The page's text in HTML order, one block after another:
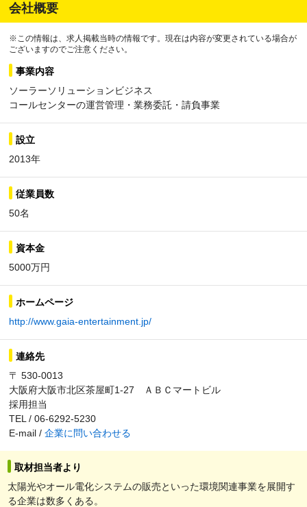
会社概要
※この情報は、求人掲載当時の情報です。現在は内容が変更されている場合が
ございますのでご注意ください。
事業内容
ソーラーソリューションビジネス
コールセンターの運営管理・業務委託・請負事業
設立
2013年
従業員数
50名
資本金
5000万円
ホームページ
http://www.gaia-entertainment.jp/
連絡先
〒 530-0013
大阪府大阪市北区茶屋町1-27 ＡＢＣマートビル
採用担当
TEL / 06-6292-5230
E-mail / 企業に問い合わせる
取材担当者より
太陽光やオール電化システムの販売といった環境関連事業を展開す
る企業は数多くある。